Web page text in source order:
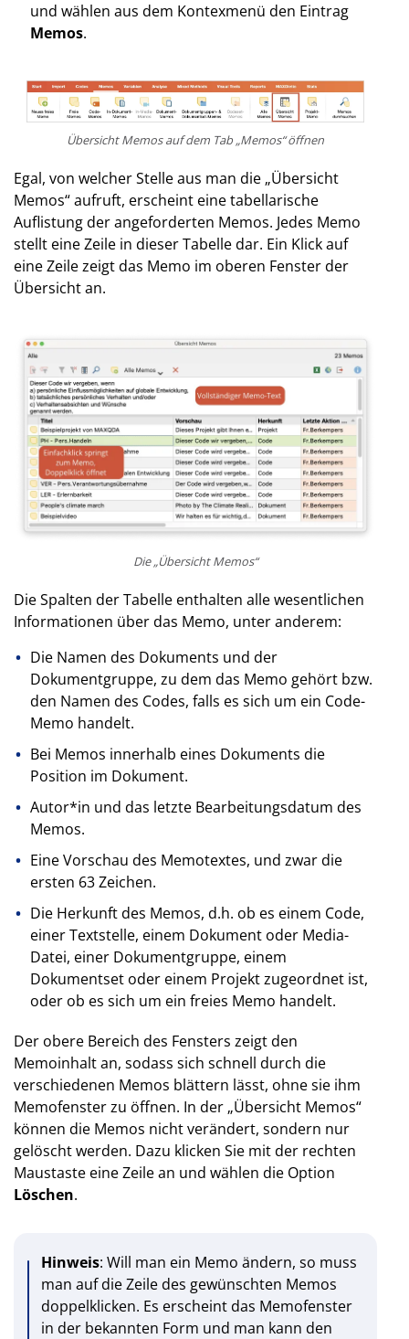
und wählen aus dem Kontexmenü den Eintrag
Memos.
Übersicht Memos auf dem Tab „Memos“ öffnen
Egal, von welcher Stelle aus man die „Übersicht
Memos“ aufruft, erscheint eine tabellarische
Auflistung der angeforderten Memos. Jedes Memo
stellt eine Zeile in dieser Tabelle dar. Ein Klick auf
eine Zeile zeigt das Memo im oberen Fenster der
Übersicht an.
Die „Übersicht Memos“
Die Spalten der Tabelle enthalten alle wesentlichen
Informationen über das Memo, unter anderem:
Die Namen des Dokuments und der
Dokumentgruppe, zu dem das Memo gehört bzw.
den Namen des Codes, falls es sich um ein Code-
Memo handelt.
Bei Memos innerhalb eines Dokuments die
Position im Dokument.
Autor*in und das letzte Bearbeitungsdatum des
Memos.
Eine Vorschau des Memotextes, und zwar die
ersten 63 Zeichen.
Die Herkunft des Memos, d.h. ob es einem Code,
einer Textstelle, einem Dokument oder Media-
Datei, einer Dokumentgruppe, einem
Dokumentset oder einem Projekt zugeordnet ist,
oder ob es sich um ein freies Memo handelt.
Der obere Bereich des Fensters zeigt den
Memoinhalt an, sodass sich schnell durch die
verschiedenen Memos blättern lässt, ohne sie ihm
Memofenster zu öffnen. In der „Übersicht Memos“
können die Memos nicht verändert, sondern nur
gelöscht werden. Dazu klicken Sie mit der rechten
Maustaste eine Zeile an und wählen die Option
Löschen.
Hinweis: Will man ein Memo ändern, so muss
man auf die Zeile des gewünschten Memos
doppelklicken. Es erscheint das Memofenster
in der bekannten Form und man kann den